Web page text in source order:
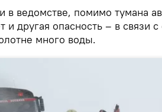
в ведомстве, помимо тумана
и другая опасность – в связи
много воды.